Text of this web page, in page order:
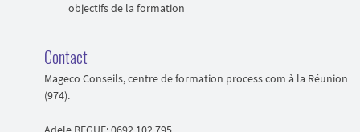
objectifs de la formation
Contact
Mageco Conseils, centre de formation process com à la Réunion
(974).